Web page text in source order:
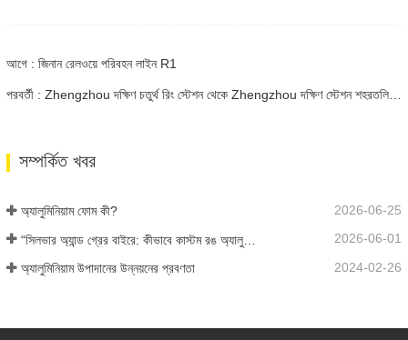
আগে : জিনান রেলওয়ে পরিবহন লাইন R1
সম্পর্কিত খবর
অ্যালুমিনিয়াম ফোম কী? 2026-06-25
2026-06-01
অ্যালুমিনিয়াম উপাদানের উন্নয়নের প্রবণতা 2024-02-26